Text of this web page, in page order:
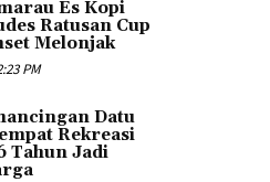
Es Kopi
Ratusan Cup
Melonjak
PM
Datu
Rekreasi
Tahun Jadi